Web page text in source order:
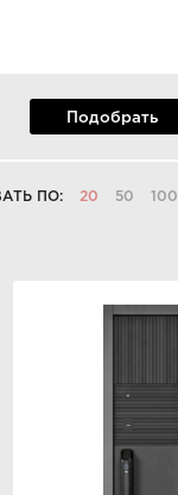
Подобрать
ПО: 20 50 100